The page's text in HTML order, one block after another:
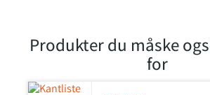
Produkter du måske
for